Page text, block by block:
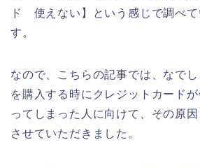
ド 使えない】という感じで調べて
す。
なので、こちらの記事では、なで
を購入する時にクレジットカード
ってしまった人に向けて、その原
させていただきました。